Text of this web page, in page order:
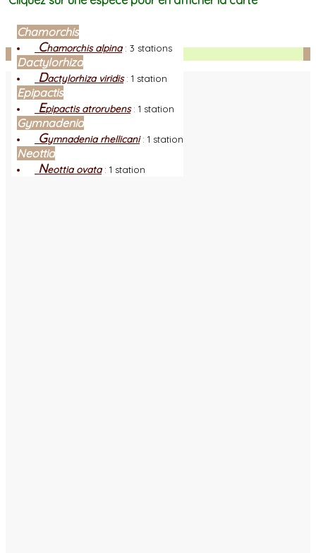
Facebook
Chamorchis
Chamorchis alpina: 3 stations
Dactylorhiza
Dactylorhiza viridis: 1 station
Epipactis
Epipactis atrorubens: 1 station
Gymnadenia
Gymnadenia rhellicani: 1 station
Neottia
Neottia ovata: 1 station